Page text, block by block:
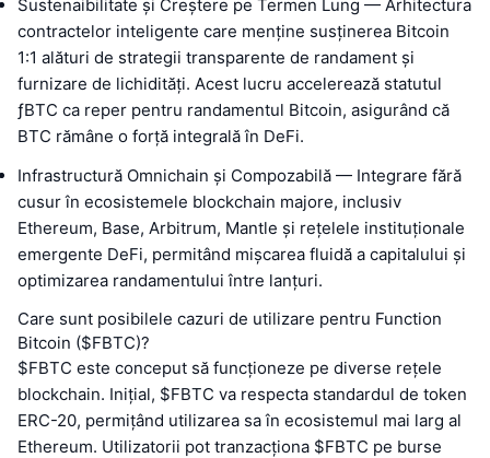
Sustenaibilitate și Creștere pe Termen Lung — Arhitectura
contractelor inteligente care menține susținerea Bitcoin
1:1 alături de strategii transparente de randament și
furnizare de lichidități. Acest lucru accelerează statutul
ƒBTC ca reper pentru randamentul Bitcoin, asigurând că
BTC rămâne o forță integrală în DeFi.
Infrastructură Omnichain și Compozabilă — Integrare fără
cusur în ecosistemele blockchain majore, inclusiv
Ethereum, Base, Arbitrum, Mantle și rețelele instituționale
emergente DeFi, permitând mișcarea fluidă a capitalului și
optimizarea randamentului între lanțuri.
Care sunt posibilele cazuri de utilizare pentru Function
Bitcoin ($FBTC)?
$FBTC este conceput să funcționeze pe diverse rețele
blockchain. Inițial, $FBTC va respecta standardul de token
ERC-20, permițând utilizarea sa în ecosistemul mai larg al
Ethereum. Utilizatorii pot tranzacționa $FBTC pe burse